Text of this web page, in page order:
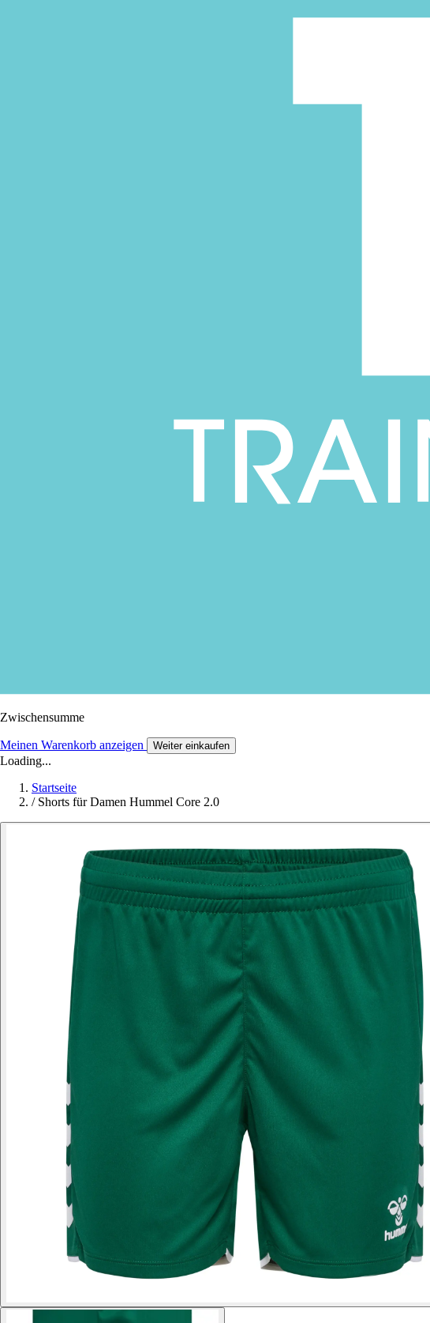
Zwischensumme
Meinen Warenkorb anzeigen Weiter einkaufen
Loading...
Startseite
/ Shorts für Damen Hummel Core 2.0